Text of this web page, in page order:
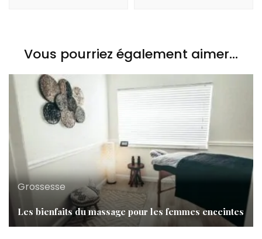
Vous pourriez également aimer...
Grossesse
Les bienfaits du massage pour les femmes enceintes